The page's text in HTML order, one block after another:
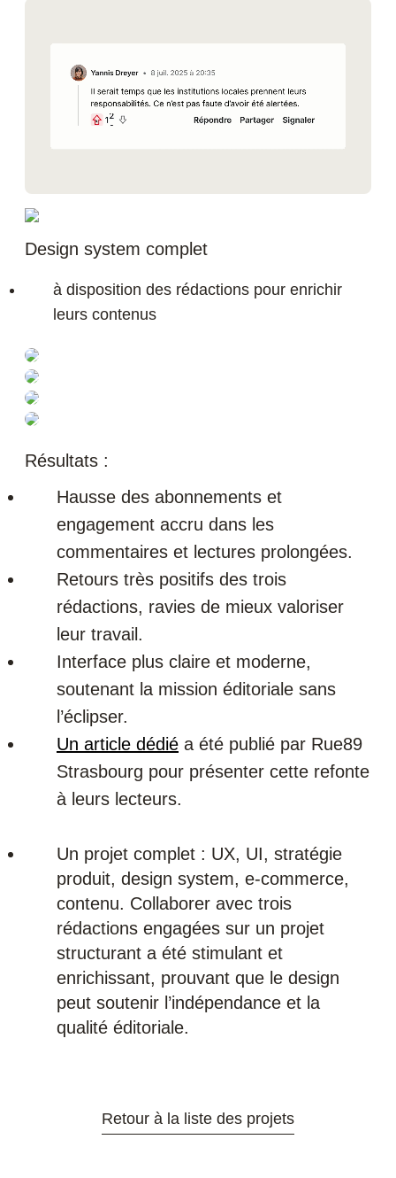
Design system complet
à disposition des rédactions pour enrichir
leurs contenus
Résultats :
Hausse des abonnements et
engagement accru dans les
commentaires et lectures prolongées.
Retours très positifs des trois
rédactions, ravies de mieux valoriser
leur travail.
Interface plus claire et moderne,
soutenant la mission éditoriale sans
l’éclipser.
Un article dédiéa été publié par Rue89
Strasbourg pour présenter cette refonte
à leurs lecteurs.
Un projet complet : UX, UI, stratégie
produit, design system, e-commerce,
contenu. Collaborer avec trois
rédactions engagées sur un projet
structurant a été stimulant et
enrichissant, prouvant que le design
peut soutenir l’indépendance et la
qualité éditoriale.